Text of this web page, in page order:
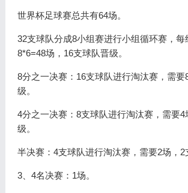
世界杯足球赛总共有64场。
32支球队分成8小组赛进行小组循环赛，每
8*6=48场，16支球队晋级。
8分之一决赛：16支球队进行淘汰赛，需要
级。
4分之一决赛：8支球队进行淘汰赛，需要4
级。
半决赛：4支球队进行淘汰赛，需要2场，2
3、4名决赛：1场。